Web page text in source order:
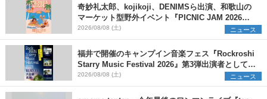
奇妙礼太郎、kojikoji、DENIMSら出演、和歌山の
マーケット型野外イベント『PICNIC JAM 2026』
早割チケット発売開始
2026/08/08 (土) ニュース
福井で開催のキャンプイン音楽フェス『Rockroshi
Starry Music Festival 2026』第3弾出演者として
SCOOBIE DO、かりゆし58、Reiを発表
2026/08/08 (土) ニュース